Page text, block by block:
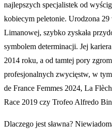
najlepszych specjalistek od
kobiecym peletonie. Urodzona
Limanowej, szybko zyskała
symbolem determinacji. Jej
2014 roku, a od tamtej pory
profesjonalnych zwycięstw, w
de France Femmes 2024, La
Race 2019 czy Trofeo Alfredo
Dlaczego jest sławna?